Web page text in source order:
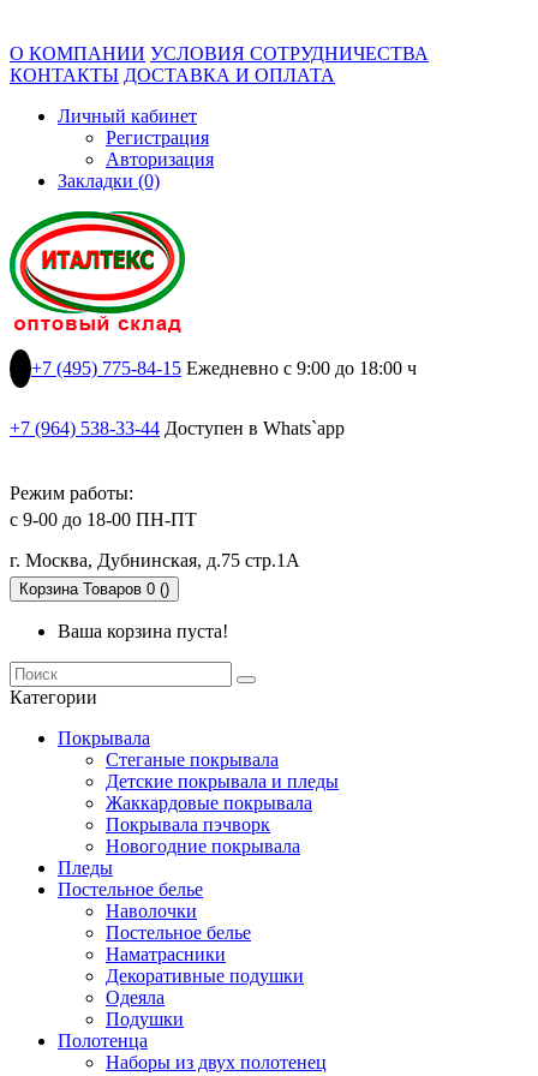
О КОМПАНИИ УСЛОВИЯ СОТРУДНИЧЕСТВА
КОНТАКТЫ ДОСТАВКА И ОПЛАТА
Личный кабинет
Регистрация
Авторизация
Закладки (0)
+7 (495) 775-84-15 Ежедневно с 9:00 до 18:00 ч
+7 (964) 538-33-44 Доступен в Whats`app
Режим работы:
с 9-00 до 18-00 ПН-ПТ
г. Москва, Дубнинская, д.75 стр.1А
Корзина Товаров 0 ()
Ваша корзина пуста!
Категории
Покрывала
Стеганые покрывала
Детские покрывала и пледы
Жаккардовые покрывала
Покрывала пэчворк
Новогодние покрывала
Пледы
Постельное белье
Наволочки
Постельное белье
Наматрасники
Декоративные подушки
Одеяла
Подушки
Полотенца
Наборы из двух полотенец